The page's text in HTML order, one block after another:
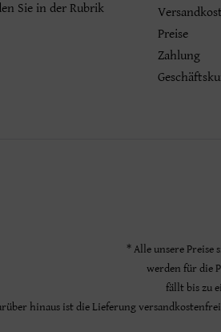
Sie in der Rubrik
Preise
Zahlung
* Alle unsere Preise
werden für die
fällt bis zu
hinaus ist die Lieferung